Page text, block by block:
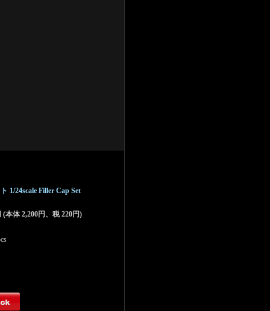
1/24scale Filler Cap Set
(本体 2,200円、税 220円)